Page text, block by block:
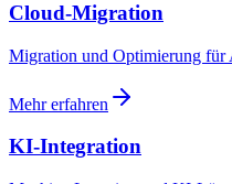
Cloud-Migration
Migration und Optimierung für
Mehr erfahren
KI-Integration